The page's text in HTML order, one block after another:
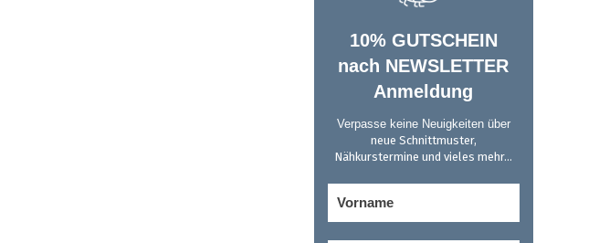
10% GUTSCHEIN
nach NEWSLETTER
Anmeldung
Verpasse keine Neuigkeiten über
neue Schnittmuster,
Nähkurstermine und vieles mehr...